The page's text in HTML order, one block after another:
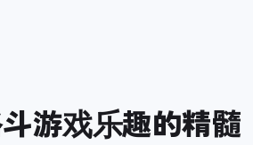
游戏乐趣的精髓